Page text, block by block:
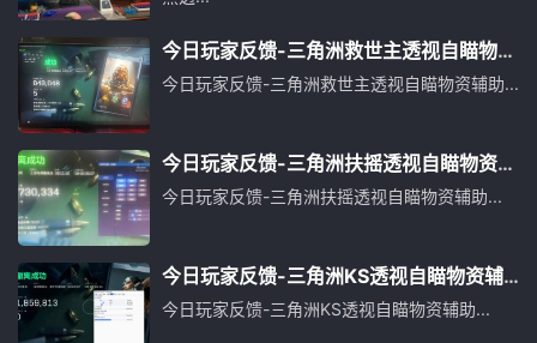
今日玩家反馈-三角洲救世主透视自瞄物资
辅助
今日玩家反馈-三角洲救世主透视自瞄物资辅助...
今日玩家反馈-三角洲扶摇透视自瞄物资辅
助
今日玩家反馈-三角洲扶摇透视自瞄物资辅助...
今日玩家反馈-三角洲KS透视自瞄物资辅
助
今日玩家反馈-三角洲KS透视自瞄物资辅助...